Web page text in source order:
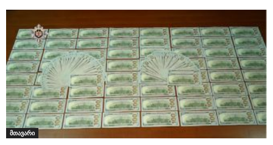
მთავარი